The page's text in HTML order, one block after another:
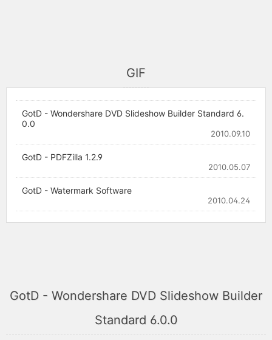
GIF
GotD - Wondershare DVD Slideshow Builder Standard 6.
0.0
2010.09.10
GotD - PDFZilla 1.2.9
2010.05.07
GotD - Watermark Software
2010.04.24
GotD - Wondershare DVD Slideshow Builder
Standard 6.0.0